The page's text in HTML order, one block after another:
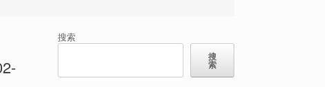
搜索
搜
索